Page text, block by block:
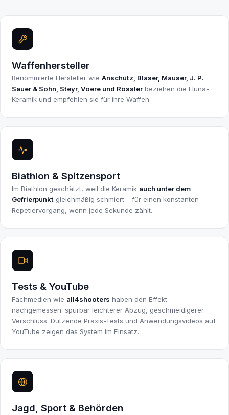
Waffenhersteller
Renommierte Hersteller wieAnschütz, Blaser, Mauser, J. P.
Sauer & Sohn, Steyr, Voere und Rössler beziehen die Fluna-
Keramik und empfehlen sie für ihre Waffen.
Biathlon & Spitzensport
Im Biathlon geschätzt, weil die Keramik auch unter dem
Gefrierpunkt gleichmäßig schmiert – für einen konstanten
Repetiervorgang, wenn jede Sekunde zählt.
Tests & YouTube
Fachmedien wie all4shooters haben den Effekt
nachgemessen: spürbar leichterer Abzug, geschmeidigerer
Verschluss. Dutzende Praxis-Tests und Anwendungsvideos auf
YouTube zeigen das System im Einsatz.
Jagd, Sport & Behörden